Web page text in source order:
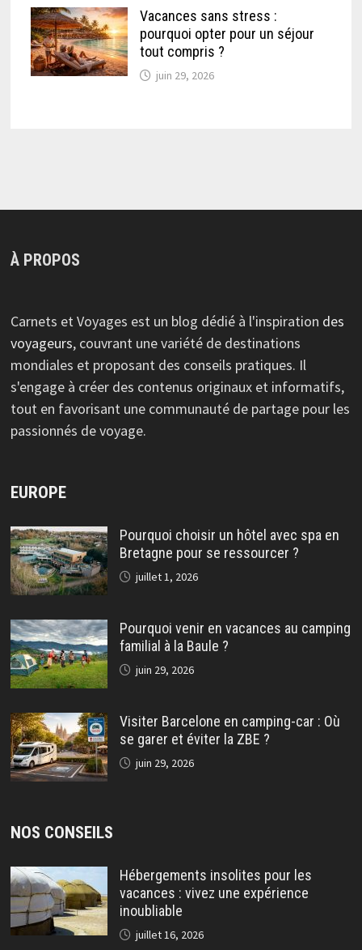
Vacances sans stress :
pourquoi opter pour un séjour
tout compris ?
juin 29, 2026
À PROPOS
Carnets et Voyages est un blog dédié à l'inspiration des
voyageurs, couvrant une variété de destinations
mondiales et proposant des conseils pratiques. Il
s'engage à créer des contenus originaux et informatifs,
tout en favorisant une communauté de partage pour les
passionnés de voyage.
EUROPE
Pourquoi choisir un hôtel avec spa en
Bretagne pour se ressourcer ?
juillet 1, 2026
Pourquoi venir en vacances au camping
familial à la Baule ?
juin 29, 2026
Visiter Barcelone en camping-car : Où
se garer et éviter la ZBE ?
juin 29, 2026
NOS CONSEILS
Hébergements insolites pour les
vacances : vivez une expérience
inoubliable
juillet 16, 2026